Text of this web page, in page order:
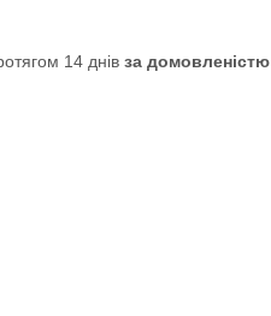
14 днів за домовленістю